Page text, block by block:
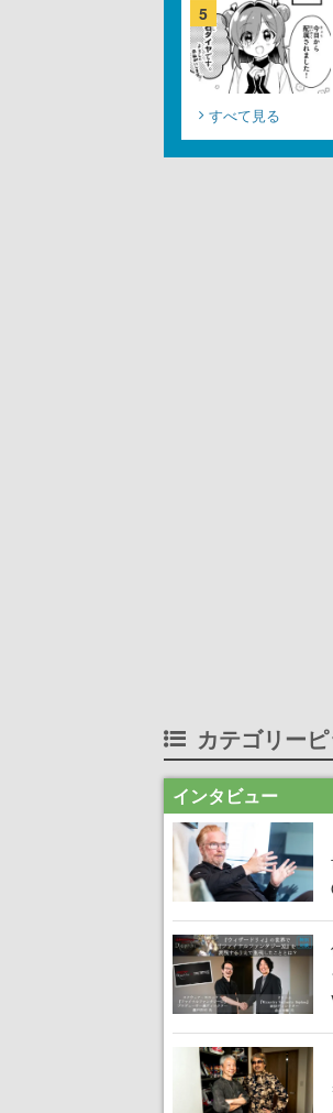
5
すべて見る
カテゴリー
インタビュー